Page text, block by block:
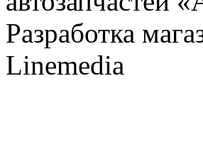
Разработка
Linemedia